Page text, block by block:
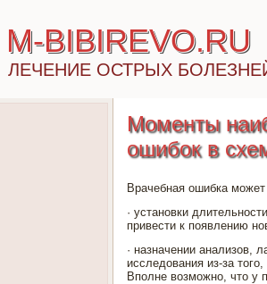
M-BIBIREVO.RU
ЛЕЧЕНИЕ ОСТРЫХ
Моменты
ошибок в
Врачебная ошибка может
· установки
привести к появлению
· назначении анализов,
исследования из-за
Вполне возможно, что у